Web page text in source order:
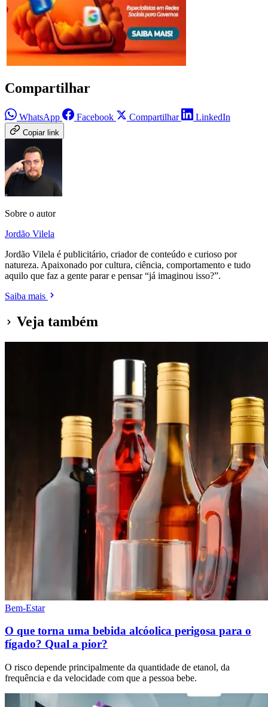
Compartilhar
WhatsApp Facebook Compartilhar LinkedIn
Copiar link
Sobre o autor
Jordão Vilela
Jordão Vilela é publicitário, criador de conteúdo e curioso por
natureza. Apaixonado por cultura, ciência, comportamento e tudo
aquilo que faz a gente parar e pensar “já imaginou isso?”.
Saiba mais
Veja também
Bem-Estar
O que torna uma bebida alcóolica perigosa para o
fígado? Qual a pior?
O risco depende principalmente da quantidade de etanol, da
frequência e da velocidade com que a pessoa bebe.